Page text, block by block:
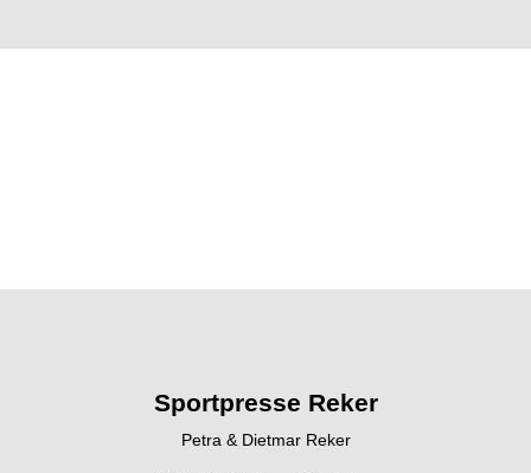
Sportpresse Reker
Petra & Dietmar Reker